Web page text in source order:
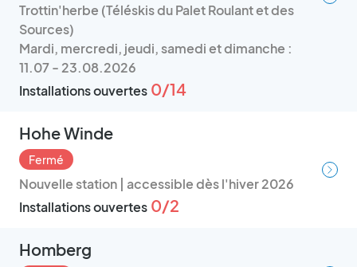
Trottin'herbe (Téléskis du Palet Roulant et des
Sources)
Mardi, mercredi, jeudi, samedi et dimanche :
11.07 - 23.08.2026
Installations ouvertes 0/14
Hohe Winde
Fermé
Nouvelle station | accessible dès l'hiver 2026
Installations ouvertes 0/2
Homberg